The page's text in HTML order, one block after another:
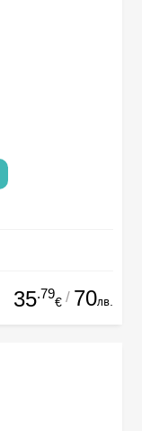
35.79
€ / 70лв.